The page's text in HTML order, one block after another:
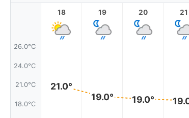
26.0°C
24.0°C
21.0°C
18.0°C
18
21.0°
19
19.0°
20
19.0°
21